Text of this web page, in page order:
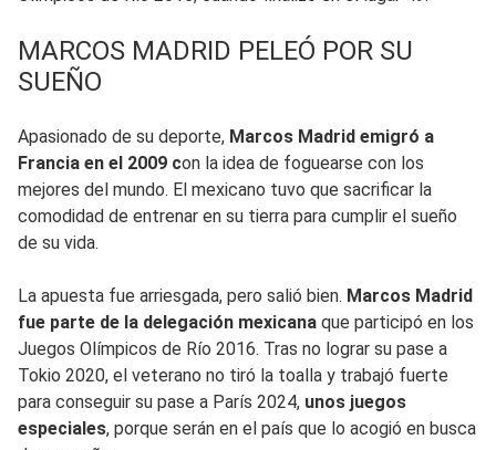
MARCOS MADRID PELEÓ POR SU
SUEÑO
Apasionado de su deporte, Marcos Madrid emigró a
Francia en el 2009 con la idea de foguearse con los
mejores del mundo. El mexicano tuvo que sacrificar la
comodidad de entrenar en su tierra para cumplir el sueño
de su vida.
La apuesta fue arriesgada, pero salió bien. Marcos Madrid
fue parte de la delegación mexicana que participó en los
Juegos Olímpicos de Río 2016. Tras no lograr su pase a
Tokio 2020, el veterano no tiró la toalla y trabajó fuerte
para conseguir su pase a París 2024, unos juegos
especiales, porque serán en el país que lo acogió en busca